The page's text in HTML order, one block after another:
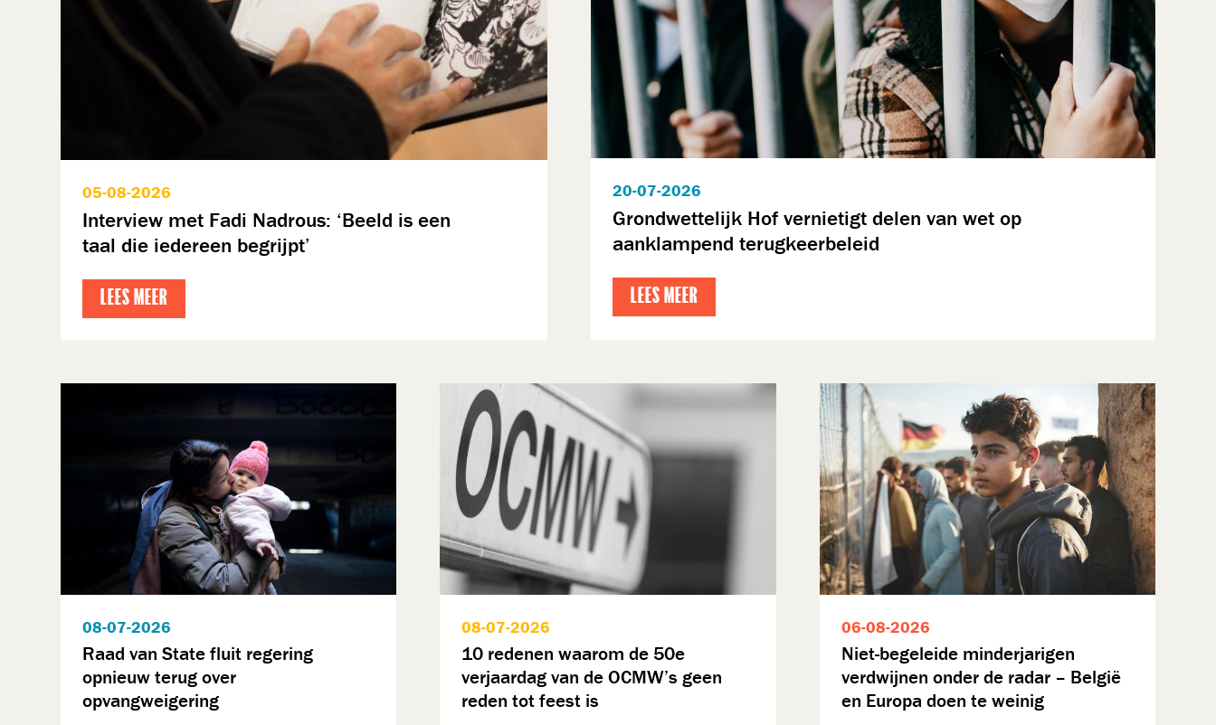
05-08-2026
Interview met Fadi Nadrous: ‘Beeld is een
taal die iedereen begrijpt’
LEES MEER
20-07-2026
Grondwettelijk Hof vernietigt delen van wet op
aanklampend terugkeerbeleid
LEES MEER
08-07-2026
Raad van State fluit regering
opnieuw terug over
opvangweigering
08-07-2026
10 redenen waarom de 50e
verjaardag van de OCMW’s geen
reden tot feest is
06-08-2026
Niet-begeleide minderjarigen
verdwijnen onder de radar – België
en Europa doen te weinig